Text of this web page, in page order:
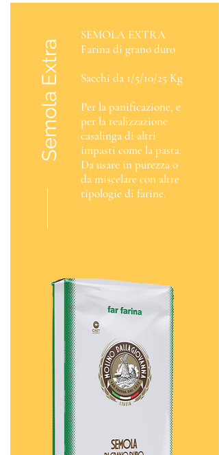
Semola Extra
SEMOLA EXTRA
Farina di grano duro
Sacchi da 1/5/10/25 Kg
Per la panificazione, e
per la realizzazione
casalinga di altri
impasti come la pasta.
Da usare in purezza o
da miscelare con altre
tipologie di farine.